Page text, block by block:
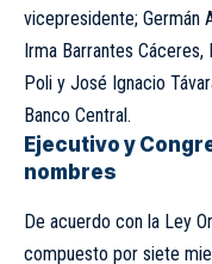
vicepresidente; Germán
Irma Barrantes
Poli y José Ignacio
Banco Central.
Ejecutivo y
nombres
De acuerdo con la Ley
compuesto por siete